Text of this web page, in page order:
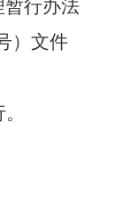
暂行办法
） 文件